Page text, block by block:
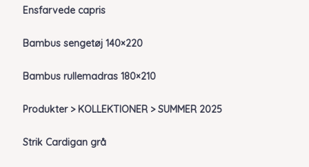
Ensfarvede capris
Bambus sengetøj 140×220
Bambus rullemadras 180×210
Produkter > KOLLEKTIONER > SUMMER 2025
Strik Cardigan grå